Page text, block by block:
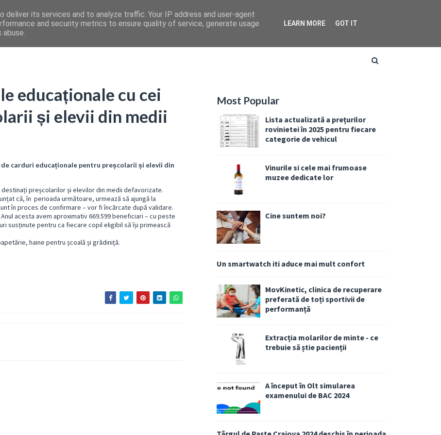
educaționale cu cei
și elevii din medii
carduri educaționale pentru preșcolarii și elevii din
preșcolarilor și elevilor din medii defavorizate.
că, în perioada următoare, urmează să ajungă la
în proces de confirmare – vor fi încărcate după validare.
acesta avem aproximativ 669.599 beneficiari – cu peste
susținute pentru ca fiecare copil eligibil să își primească
haine pentru școală și grădiniță.
Most Popular
Lista actualizată a prețurilor
rovinietei în 2025 pentru fiecare
categorie de vehicul
Vinurile si cele mai frumoase
muzee dedicate lor
Cine suntem noi?
Un smartwatch iti aduce mai mult confort
MovKinetic, clinica de recuperare
preferată de toți sportivii de
performanță
Extracția molarilor de minte - ce
trebuie să știe pacienții
A început în Olt simularea
examenului de BAC 2024
deliver its services and to analyze traffic. Your IP address and user-agent
and security metrics to ensure quality of service, generate usage
LEARN MORE GOT IT